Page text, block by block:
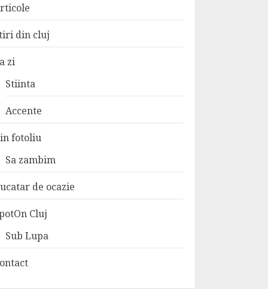
din cluj
zi
Stiinta
Accente
fotoliu
Sa zambim
de ocazie
Cluj
Sub Lupa